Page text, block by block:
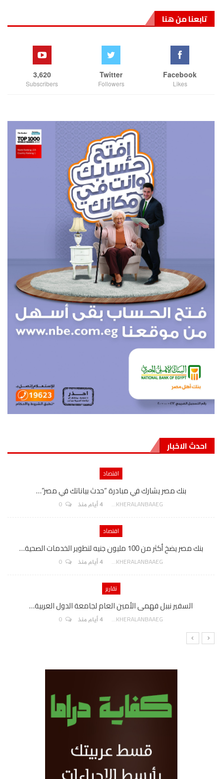
تابعنا من هنا
Facebook
Likes
Twitter
Followers
3,620
Subscribers
احدث الاخبار
اقتصاد
بنك مصر يشارك في مبادرة “حدث بياناتك في مصر”…
AKHERALANBAAEG 4 أيام منذ
اقتصاد
بنك مصر يضخ أكثر من 100 مليون جنيه لتطوير الخدمات الصحية…
AKHERALANBAAEG 4 أيام منذ
تقارير
السفير نببل فهمى الأمين العام لجامعة الدول العربية…
AKHERALANBAAEG 4 أيام منذ